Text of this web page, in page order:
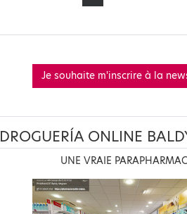
Je souhaite m'inscrire à la
DROGUERÍA ONLINE
UNE VRAIE